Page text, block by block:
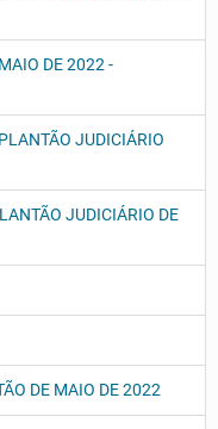
DE 2022 -
JUDICIÁRIO
JUDICIÁRIO DE
DE MAIO DE 2022